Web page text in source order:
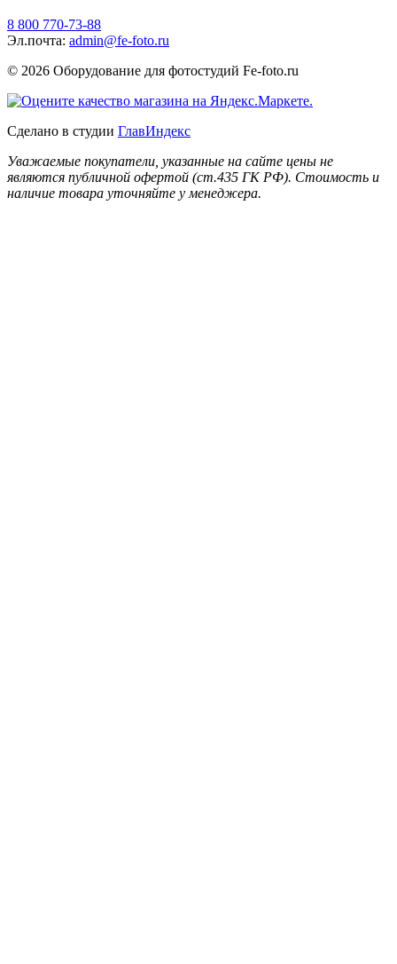
8 800 770-73-88
Эл.почта: admin@fe-foto.ru
© 2026 Оборудование для фотостудий Fe-foto.ru
Сделано в студии ГлавИндекс
Уважаемые покупатели, указанные на сайте цены не
являются публичной офертой (ст.435 ГК РФ). Стоимость и
наличие товара уточняйте у менеджера.